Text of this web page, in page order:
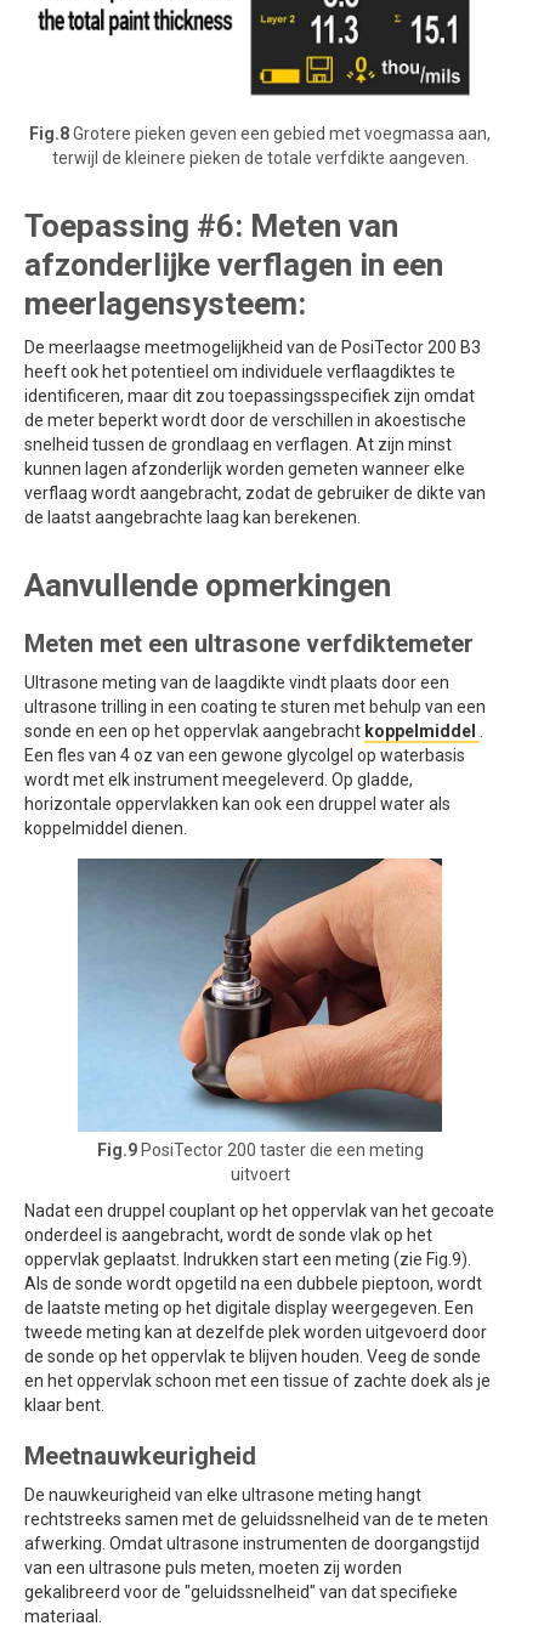
Fig.8Grotere pieken geven een gebied met voegmassa aan,
terwijl de kleinere pieken de totale verfdikte aangeven.
Toepassing #6: Meten van
afzonderlijke verflagen in een
meerlagensysteem:
De meerlaagse meetmogelijkheid van de PosiTector 200 B3
heeft ook het potentieel om individuele verflaagdiktes te
identificeren, maar dit zou toepassingsspecifiek zijn omdat
de meter beperkt wordt door de verschillen in akoestische
snelheid tussen de grondlaag en verflagen. At zijn minst
kunnen lagen afzonderlijk worden gemeten wanneer elke
verflaag wordt aangebracht, zodat de gebruiker de dikte van
de laatst aangebrachte laag kan berekenen.
Aanvullende opmerkingen
Meten met een ultrasone verfdiktemeter
Ultrasone meting van de laagdikte vindt plaats door een
ultrasone trilling in een coating te sturen met behulp van een
sonde en een op het oppervlak aangebracht koppelmiddel
Een fles van 4 oz van een gewone glycolgel op waterbasis
wordt met elk instrument meegeleverd. Op gladde,
horizontale oppervlakken kan ook een druppel water als
koppelmiddel dienen.
Fig.9PosiTector 200 taster die een meting
uitvoert
Nadat een druppel couplant op het oppervlak van het gecoate
onderdeel is aangebracht, wordt de sonde vlak op het
oppervlak geplaatst. Indrukken start een meting (zie Fig.9).
Als de sonde wordt opgetild na een dubbele pieptoon, wordt
de laatste meting op het digitale display weergegeven. Een
tweede meting kan at dezelfde plek worden uitgevoerd door
de sonde op het oppervlak te blijven houden. Veeg de sonde
en het oppervlak schoon met een tissue of zachte doek als je
klaar bent.
Meetnauwkeurigheid
De nauwkeurigheid van elke ultrasone meting hangt
rechtstreeks samen met de geluidssnelheid van de te meten
afwerking. Omdat ultrasone instrumenten de doorgangstijd
van een ultrasone puls meten, moeten zij worden
gekalibreerd voor de "geluidssnelheid" van dat specifieke
materiaal.